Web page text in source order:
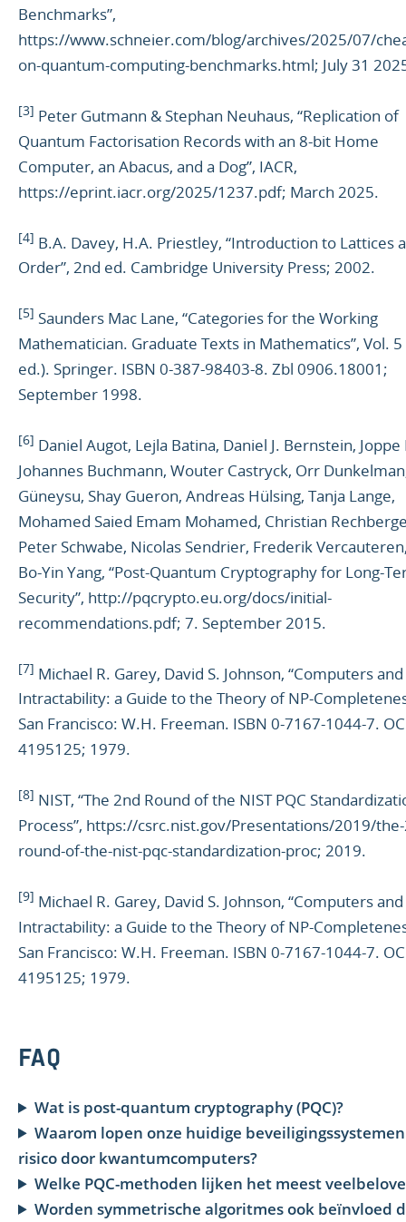
Benchmarks”,
https://www.schneier.com/blog/archives/2025/07/
on-quantum-computing-benchmarks.html; July 31
[3] Peter Gutmann & Stephan Neuhaus, “Replication of
Quantum Factorisation Records with an 8-bit Home
Computer, an Abacus, and a Dog”, IACR,
https://eprint.iacr.org/2025/1237.pdf; March 2025.
[4] B.A. Davey, H.A. Priestley, “Introduction to Lattices
Order”, 2nd ed. Cambridge University Press; 2002.
[5] Saunders Mac Lane, “Categories for the Working
Mathematician. Graduate Texts in Mathematics”, Vol.
ed.). Springer. ISBN 0-387-98403-8. Zbl 0906.18001;
September 1998.
[6] Daniel Augot, Lejla Batina, Daniel J. Bernstein, Joppe
Johannes Buchmann, Wouter Castryck, Orr
Güneysu, Shay Gueron, Andreas Hülsing, Tanja Lange,
Mohamed Saied Emam Mohamed, Christian
Peter Schwabe, Nicolas Sendrier, Frederik
Bo-Yin Yang, “Post-Quantum Cryptography for Long-
Security”, http://pqcrypto.eu.org/docs/initial-
recommendations.pdf; 7. September 2015.
[7] Michael R. Garey, David S. Johnson, “Computers and
Intractability: a Guide to the Theory of NP-
San Francisco: W.H. Freeman. ISBN 0-7167-1044-7.
4195125; 1979.
[8] NIST, “The 2nd Round of the NIST PQC
Process”, https://csrc.nist.gov/Presentations/2019/
round-of-the-nist-pqc-standardization-proc; 2019.
[9] Michael R. Garey, David S. Johnson, “Computers and
Intractability: a Guide to the Theory of NP-
San Francisco: W.H. Freeman. ISBN 0-7167-1044-7.
4195125; 1979.
FAQ
Wat is post-quantum cryptography (PQC)?
Waarom lopen onze huidige beveiligingssystemen
risico door kwantumcomputers?
Welke PQC-methoden lijken het meest
Worden symmetrische algoritmes ook beïnvloed